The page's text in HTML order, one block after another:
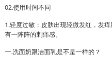
02.使用时间不同
1.轻度过敏：皮肤出现轻微发红，发
有一阵阵的刺痛感。
一.洗面奶跟洁面乳是不是一样的？